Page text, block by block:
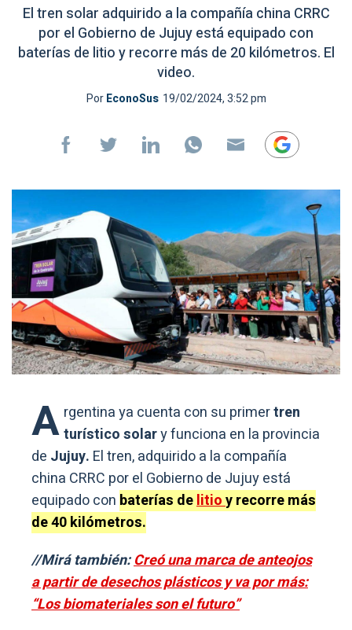
El tren solar adquirido a la compañía china CRRC
por el Gobierno de Jujuy está equipado con
baterías de litio y recorre más de 20 kilómetros. El
video.
PorEconoSus 19/02/2024, 3:52 pm
A rgentina ya cuenta con su primertren
turístico solary funciona en la provincia
de Jujuy. El tren, adquirido a la compañía
china CRRC por el Gobierno de Jujuy está
equipado con baterías delitioy recorre más
de 40 kilómetros.
//Mirá también:Creó una marca de anteojos
a partir de desechos plásticos y va por más:
“Los biomateriales son el futuro”